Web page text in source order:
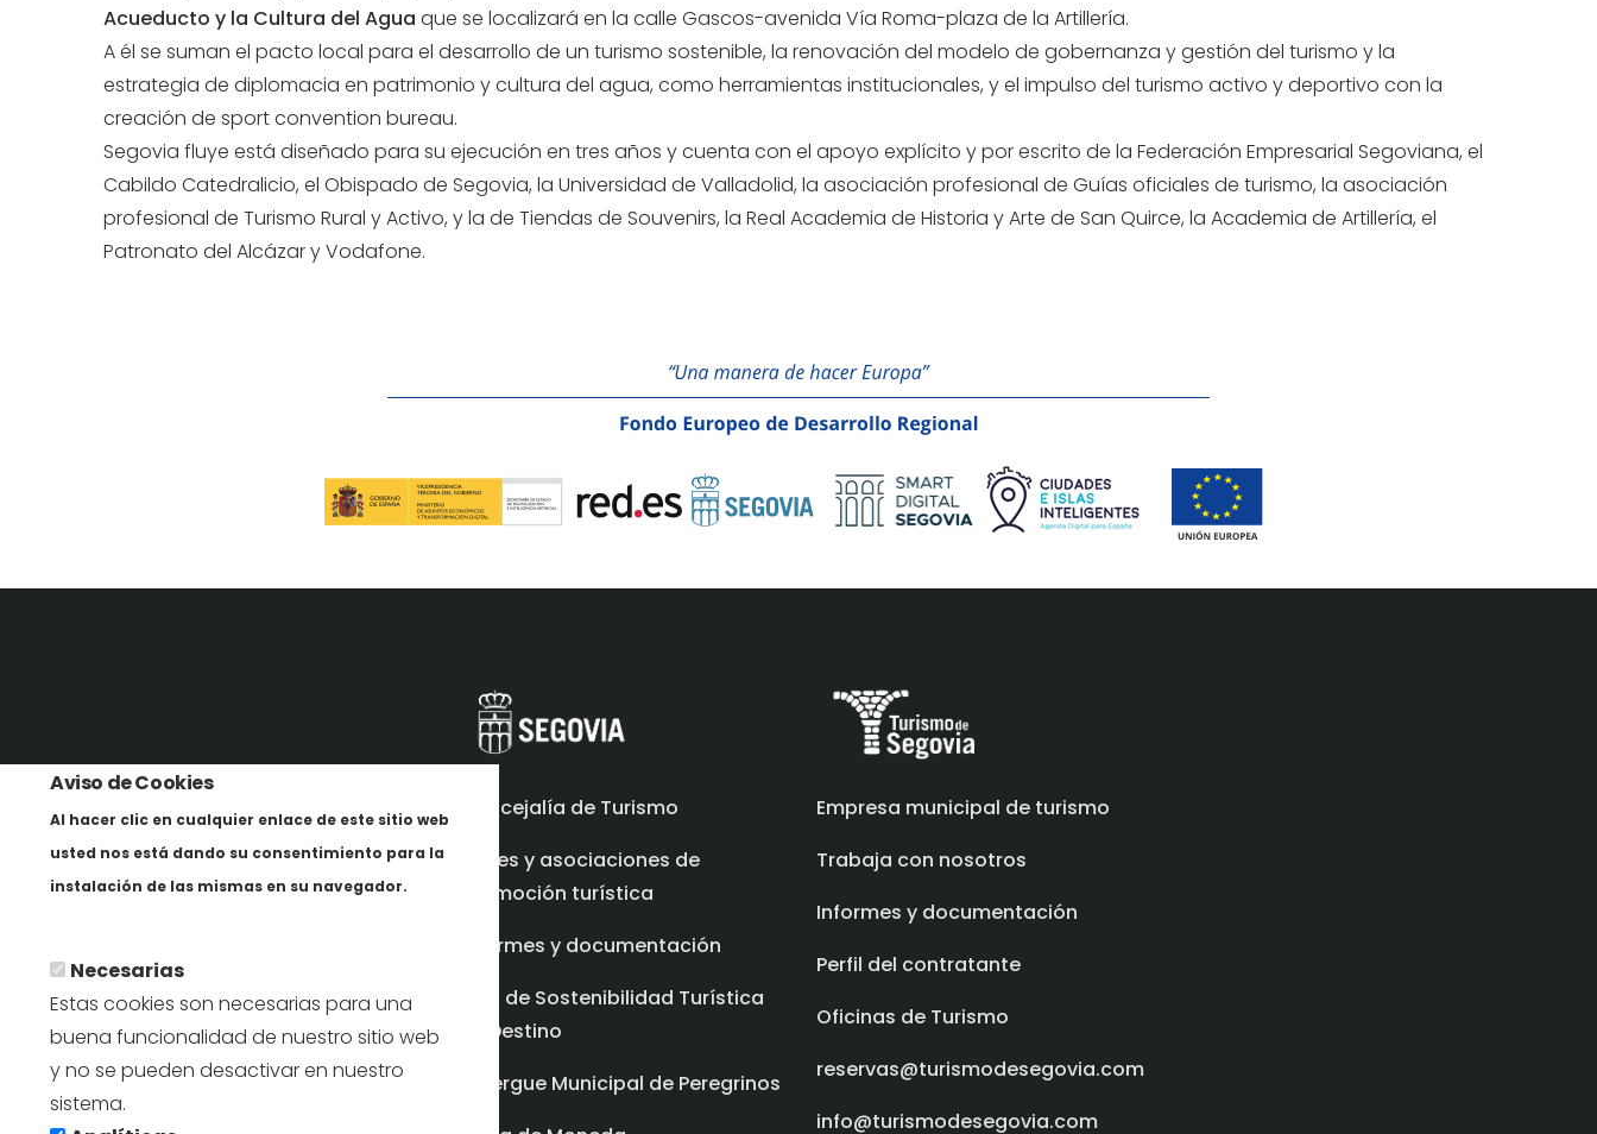
Aviso de Cookies
Al hacer clic en cualquier enlace de este sitio web
usted nos está dando su consentimiento para la
instalación de las mismas en su navegador.
Necesarias
Estas cookies son necesarias para una
buena funcionalidad de nuestro sitio web
y no se pueden desactivar en nuestro
sistema.
Acueducto y la Cultura del Agua que se localizará en la calle Gascos-avenida Vía Roma-plaza de la Artillería.
A él se suman el pacto local para el desarrollo de un turismo sostenible, la renovación del modelo de gobernanza y gestión del turismo y la
estrategia de diplomacia en patrimonio y cultura del agua, como herramientas institucionales, y el impulso del turismo activo y deportivo con la
creación de sport convention bureau.
Segovia fluye está diseñado para su ejecución en tres años y cuenta con el apoyo explícito y por escrito de la Federación Empresarial Segoviana, el
Cabildo Catedralicio, el Obispado de Segovia, la Universidad de Valladolid, la asociación profesional de Guías oficiales de turismo, la asociación
profesional de Turismo Rural y Activo, y la de Tiendas de Souvenirs, la Real Academia de Historia y Arte de San Quirce, la Academia de Artillería, el
Patronato del Alcázar y Vodafone.
Concejalía de Turismo
Redes y asociaciones de
promoción turística
Informes y documentación
Plan de Sostenibilidad Turística
en Destino
Albergue Municipal de Peregrinos
Empresa municipal de turismo
Trabaja con nosotros
Informes y documentación
Perfil del contratante
Oficinas de Turismo
reservas@turismodesegovia.com
info@turismodesegovia.com